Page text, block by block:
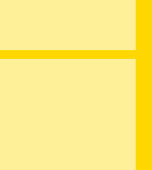
SỐ: X001